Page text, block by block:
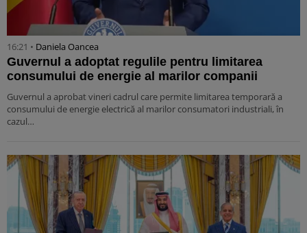
16:21 • Daniela Oancea
Guvernul a adoptat regulile pentru limitarea
consumului de energie al marilor companii
Guvernul a aprobat vineri cadrul care permite limitarea temporară a
consumului de energie electrică al marilor consumatori industriali, în
cazul…